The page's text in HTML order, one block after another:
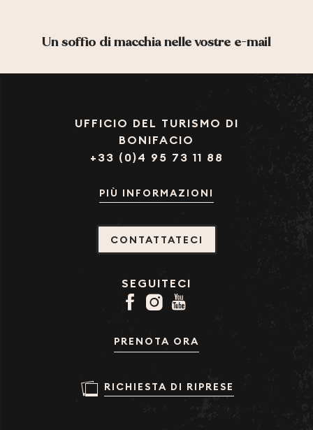
Un soffio di macchia nelle vostre e-mail
UFFICIO DEL TURISMO DI
BONIFACIO
+33 (0)4 95 73 11 88
PIÙ INFORMAZIONI
CONTATTATECI
SEGUITECI
PRENOTA ORA
RICHIESTA DI RIPRESE